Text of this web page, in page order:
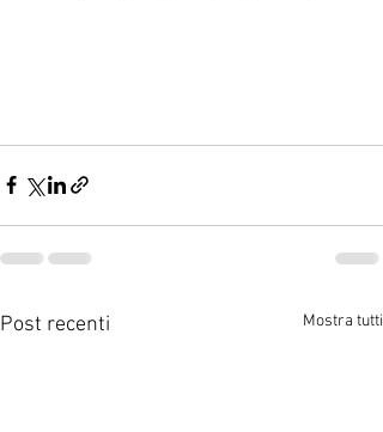
Post recenti Mostra tutti